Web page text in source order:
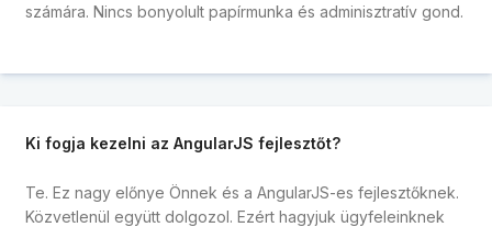
számára. Nincs bonyolult papírmunka és adminisztratív gond.
Ki fogja kezelni az AngularJS fejlesztőt?
Te. Ez nagy előnye Önnek és a AngularJS-es fejlesztőknek.
Közvetlenül együtt dolgozol. Ezért hagyjuk ügyfeleinknek